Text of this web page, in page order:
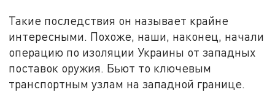
Такие последствия он называет крайне
интересными. Похоже, наши, наконец, начали
операцию по изоляции Украины от западных
поставок оружия. Бьют то ключевым
транспортным узлам на западной границе.